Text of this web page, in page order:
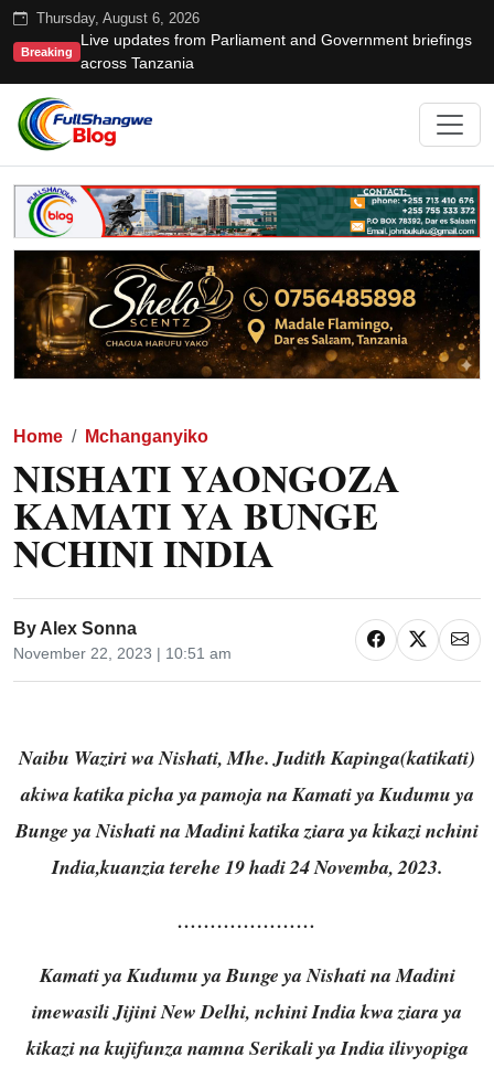
Thursday, August 6, 2026
Breaking
Live updates from Parliament and Government briefings
across Tanzania
Home Mchanganyiko
NISHATI YAONGOZA
KAMATI YA BUNGE
NCHINI INDIA
By Alex Sonna
November 22, 2023 | 10:51 am
Naibu Waziri wa Nishati, Mhe. Judith Kapinga(katikati)
akiwa katika picha ya pamoja na Kamati ya Kudumu ya
Bunge ya Nishati na Madini katika ziara ya kikazi nchini
India,kuanzia terehe 19 hadi 24 Novemba, 2023.
…………………
Kamati ya Kudumu ya Bunge ya Nishati na Madini
imewasili Jijini New Delhi, nchini India kwa ziara ya
kikazi na kujifunza namna Serikali ya India ilivyopiga